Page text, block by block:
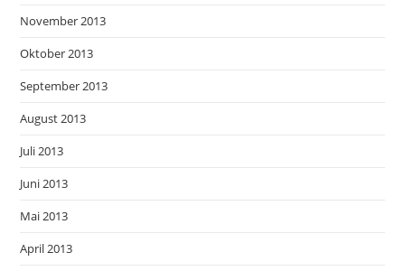
November 2013
Oktober 2013
September 2013
August 2013
Juli 2013
Juni 2013
Mai 2013
April 2013